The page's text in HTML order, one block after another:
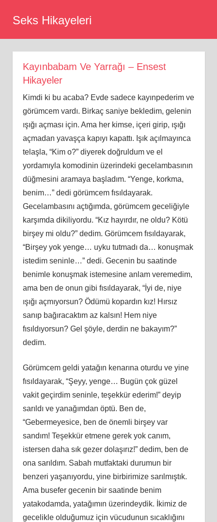
Seks Hikayeleri
Kayınbabam Ve Yarrağı – Ensest
Hikayeler
Kimdi ki bu acaba? Evde sadece kayınpederim ve
görümcem vardı. Birkaç saniye bekledim, gelenin
ışığı açması için. Ama her kimse, içeri girip, ışığı
açmadan yavaşça kapıyı kapattı. Işık açılmayınca
telaşla, “Kim o?” diyerek doğruldum ve el
yordamıyla komodinin üzerindeki gecelambasının
düğmesini aramaya başladım. “Yenge, korkma,
benim…” dedi görümcem fısıldayarak.
Gecelambasını açtığımda, görümcem geceliğiyle
karşımda dikiliyordu. “Kız hayırdır, ne oldu? Kötü
birşey mi oldu?” dedim. Görümcem fısıldayarak,
“Birşey yok yenge… uyku tutmadı da… konuşmak
istedim seninle…” dedi. Gecenin bu saatinde
benimle konuşmak istemesine anlam veremedim,
ama ben de onun gibi fısıldayarak, “İyi de, niye
ışığı açmıyorsun? Ödümü kopardın kız! Hırsız
sanıp bağıracaktım az kalsın! Hem niye
fısıldıyorsun? Gel şöyle, derdin ne bakayım?”
dedim.
Görümcem geldi yatağın kenarına oturdu ve yine
fısıldayarak, “Şeyy, yenge… Bugün çok güzel
vakit geçirdim seninle, teşekkür ederim!” deyip
sarıldı ve yanağımdan öptü. Ben de,
“Gebermeyesice, ben de önemli birşey var
sandım! Teşekkür etmene gerek yok canım,
istersen daha sık gezer dolaşırız!” dedim, ben de
ona sarıldım. Sabah mutfaktaki durumun bir
benzeri yaşanıyordu, yine birbirimize sarılmıştık.
Ama busefer gecenin bir saatinde benim
yatakodamda, yatağımın üzerindeydik. İkimiz de
gecelikle olduğumuz için vücudunun sıcaklığını